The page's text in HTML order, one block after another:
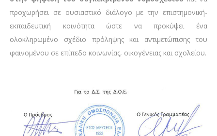
προχωρήσει σε ουσιαστικό διάλογο με την επιστημονική-
εκπαιδευτική κοινότητα ώστε να προκύψει ένα
ολοκληρωμένο σχέδιο πρόληψης και αντιμετώπισης του
φαινομένου σε επίπεδο κοινωνίας, οικογένειας και σχολείου.